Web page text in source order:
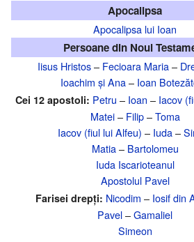
Apocalipsa
Apocalipsa lui Ioan
Persoane din Noul
Iisus Hristos– Fecioara Maria–
Ioachim și Ana– Ioan
Cei 12 apostoli: Petru – Ioan – Iacov
Matei– Filip–Toma
Iacov (fiul lui Alfeu) – Iuda–
Matia– Bartolomeu
Iuda Iscarioteanul
Apostolul Pavel
Farisei drepți: Nicodim – Iosif din
Pavel–Gamaliel
Simeon